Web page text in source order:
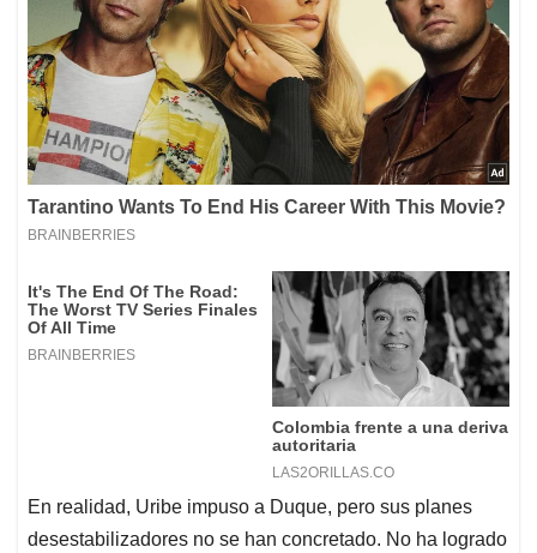
En realidad, Uribe impuso a Duque, pero sus planes
desestabilizadores no se han concretado. No ha logrado